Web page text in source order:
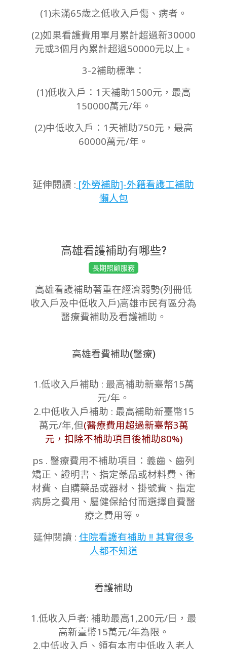
(1)未滿65歲之低收入戶傷、病者。
(2)如果看護費用單月累計超過新30000
元或3個月內累計超過50000元以上 。
3-2補助標準：
(1)低收入戶：1天補助1500元，最高
150000萬元/年。
(2)中低收入戶：1天補助750元，最高
60000萬元/年。
延伸閱讀 : [外勞補助]-外籍看護工補助
懶人包
高雄看護補助有哪些?
31
長期照顧服務
高雄看護補助著重在經濟弱勢(列冊低
收入戶及中低收入戶)高雄市民有區分為
醫療費補助及看護補助。
高雄看費補助(醫療)
1.低收入戶補助 : 最高補助新臺幣15萬
元/年。
2.中低收入戶補助 : 最高補助新臺幣15
萬元/年,但(醫療費用超過新臺幣3萬
元，扣除不補助項目後補助80%)
ps . 醫療費用不補助項目：義齒、齒列
矯正、證明書、指定藥品或材料費、衛
材費、自購藥品或器材、掛號費、指定
病房之費用、屬健保給付而選擇自費醫
療之費用等。
延伸閱讀 : 住院看護有補助 !! 其實很多
人都不知道
看護補助
1.低收入戶者: 補助最高1,200元/日，最
高新臺幣15萬元/年為限。
2.中低收入戶、領有本市中低收入老人